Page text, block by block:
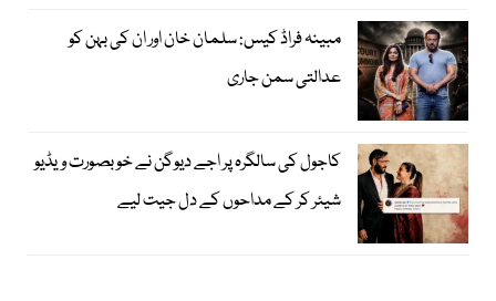
مبینہ فراڈ کیس: سلمان خان اور ان کی بہن کو
عدالتی سمن جاری
کاجول کی سالگرہ پر اجے دیوگن نے خوبصورت ویڈیو
شیئر کر کے مداحوں کے دل جیت لیے